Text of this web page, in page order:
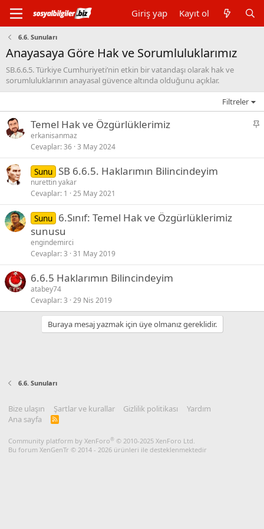
Giriş yap Kayıt ol
6.6. Sunuları
Anayasaya Göre Hak ve Sorumluluklarımız
SB.6.6.5. Türkiye Cumhuriyeti’nin etkin bir vatandaşı olarak hak ve
sorumluluklarının anayasal güvence altında olduğunu açıklar.
Filtreler
S
i
Temel Hak ve Özgürlüklerimiz
erkanisanmaz
Cevaplar 36 3 May 2024
Sunu SB 6.6.5. Haklarımın Bilincindeyim
nurettin yakar
Cevaplar 1 25 May 2021
Sunu 6.Sınıf: Temel Hak ve Özgürlüklerimiz
sunusu
engindemirci
Cevaplar 3 31 May 2019
6.6.5 Haklarımın Bilincindeyim
atabey74
Cevaplar 3 29 Nis 2019
Buraya mesaj yazmak için üye olmanız gereklidir.
6.6. Sunuları
Bize ulaşın Şartlar ve kurallar Gizlilik politikası
Yardım
Ana sayfa
R
Community platform by XenForo® © 2010-2025 XenForo Ltd.
Bu forum XenGenTr © 2014 - 2026 ürünleri ile desteklenmektedir